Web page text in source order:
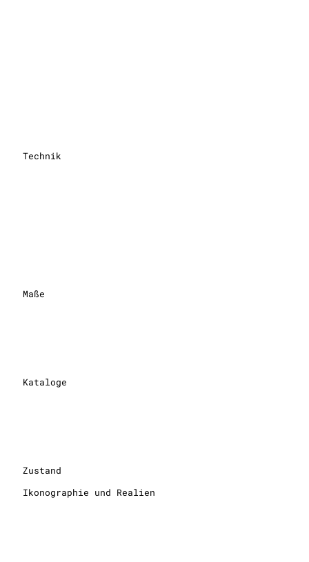
Technik
Maße
Kataloge
Zustand
Ikonographie und Realien